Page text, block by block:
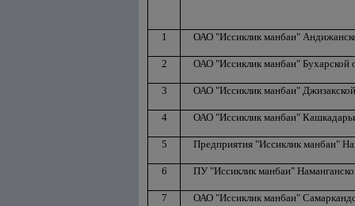
1 ОАО "Иссиклик манбаи"
2 ОАО "Иссиклик манбаи" Бухарской
3 ОАО "Иссиклик манбаи"
4 ОАО "Иссиклик манбаи"
5 Предприятия "Иссиклик манбаи"
6 ПУ "Иссиклик манбаи"
7 ОАО "Иссиклик манбаи"